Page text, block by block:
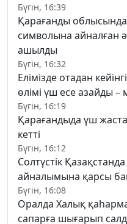
Бүгін, 16:39
Қарағанды
символына айналған
ашылды
Бүгін, 16:32
Елімізде отадан
өлімі үш есе азайды –
Бүгін, 16:19
Қарағандыда үш
кетті
Бүгін, 16:12
Солтүстік
айналымына қарсы
Бүгін, 16:08
Оралда Халық
сапарға шығарып